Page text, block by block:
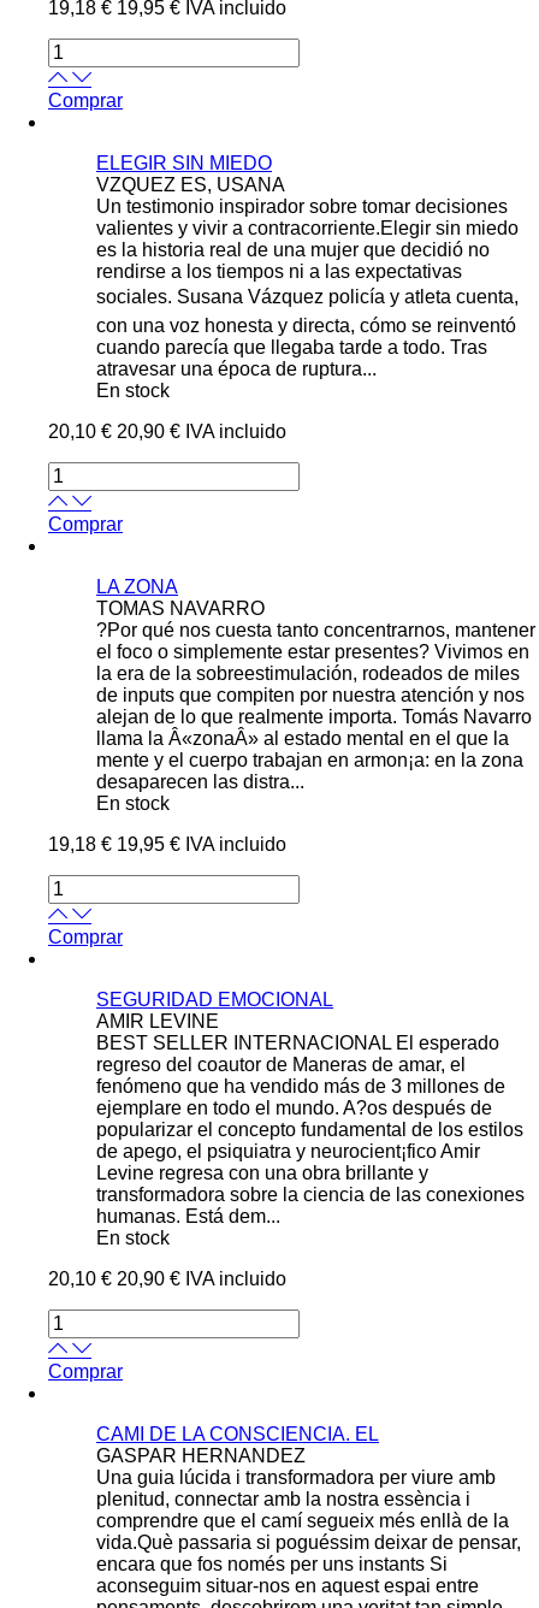
19,18 € 19,95 € IVA incluido
Comprar
ELEGIR SIN MIEDO
VZQUEZ ES, USANA
Un testimonio inspirador sobre tomar decisiones
valientes y vivir a contracorriente.Elegir sin miedo
es la historia real de una mujer que decidió no
rendirse a los tiempos ni a las expectativas
sociales. Susana Vázquez policía y atleta cuenta,
con una voz honesta y directa, cómo se reinventó
cuando parecía que llegaba tarde a todo. Tras
atravesar una época de ruptura...
En stock
20,10 € 20,90 € IVA incluido
Comprar
LA ZONA
TOMAS NAVARRO
?Por qué nos cuesta tanto concentrarnos, mantener
el foco o simplemente estar presentes? Vivimos en
la era de la sobreestimulación, rodeados de miles
de inputs que compiten por nuestra atención y nos
alejan de lo que realmente importa. Tomás Navarro
llama la Â«zonaÂ» al estado mental en el que la
mente y el cuerpo trabajan en armon¡a: en la zona
desaparecen las distra...
En stock
19,18 € 19,95 € IVA incluido
Comprar
SEGURIDAD EMOCIONAL
AMIR LEVINE
BEST SELLER INTERNACIONAL El esperado
regreso del coautor de Maneras de amar, el
fenómeno que ha vendido más de 3 millones de
ejemplare en todo el mundo. A?os después de
popularizar el concepto fundamental de los estilos
de apego, el psiquiatra y neurocient¡fico Amir
Levine regresa con una obra brillante y
transformadora sobre la ciencia de las conexiones
humanas. Está dem...
En stock
20,10 € 20,90 € IVA incluido
Comprar
CAMI DE LA CONSCIENCIA. EL
GASPAR HERNANDEZ
Una guia lúcida i transformadora per viure amb
plenitud, connectar amb la nostra essència i
comprendre que el camí segueix més enllà de la
vida.Què passaria si poguéssim deixar de pensar,
encara que fos només per uns instants Si
aconseguim situar-nos en aquest espai entre